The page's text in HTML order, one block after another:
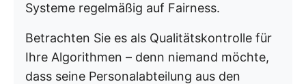
Systeme regelmäßig auf Fairness.
Betrachten Sie es als Qualitätskontrolle für
Ihre Algorithmen – denn niemand möchte,
dass seine Personalabteilung aus den